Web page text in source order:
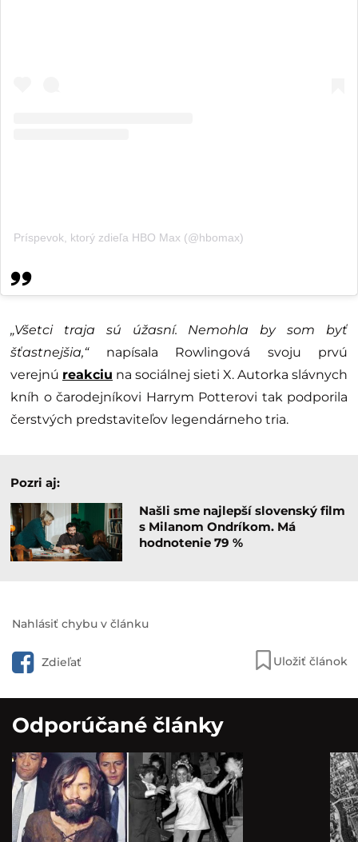
Príspevok, ktorý zdieľa HBO Max (@hbomax)
„Všetci traja sú úžasní. Nemohla by som byť
šťastnejšia,“napísala Rowlingová svoju prvú
verejnú reakciu na sociálnej sieti X. Autorka slávnych
kníh o čarodejníkovi Harrym Potterovi tak podporila
čerstvých predstaviteľov legendárneho tria.
Pozri aj:
Našli sme najlepší slovenský film
s Milanom Ondríkom. Má
hodnotenie 79 %
Nahlásiť chybu v článku
Zdieľať Uložiť článok
Odporúčané články